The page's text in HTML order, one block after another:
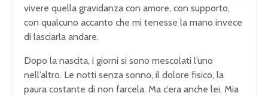
vivere quella gravidanza con amore, con supporto,
con qualcuno accanto che mi tenesse la mano invece
di lasciarla andare.
Dopo la nascita, i giorni si sono mescolati l’uno
nell’altro. Le notti senza sonno, il dolore fisico, la
paura costante di non farcela. Ma c’era anche lei. Mia